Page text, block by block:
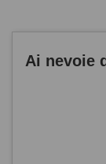
Ai nevoie